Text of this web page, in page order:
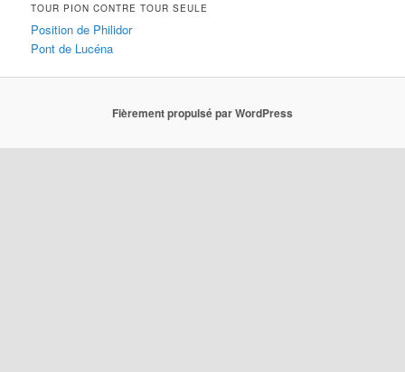
TOUR PION CONTRE TOUR SEULE
Position de Philidor
Pont de Lucéna
Fièrement propulsé par WordPress